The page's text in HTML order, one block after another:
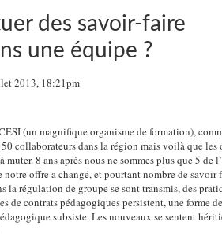
des savoir-faire
une équipe ?
2013, 18:21pm
(un magnifique organisme de formation),
collaborateurs dans la région mais voilà que les
muter. 8 ans après nous ne sommes plus que 5 de
notre offre a changé, et pourtant nombre de
la régulation de groupe se sont transmis, des
de contrats pédagogiques persistent, une forme
subsiste. Les nouveaux se sentent